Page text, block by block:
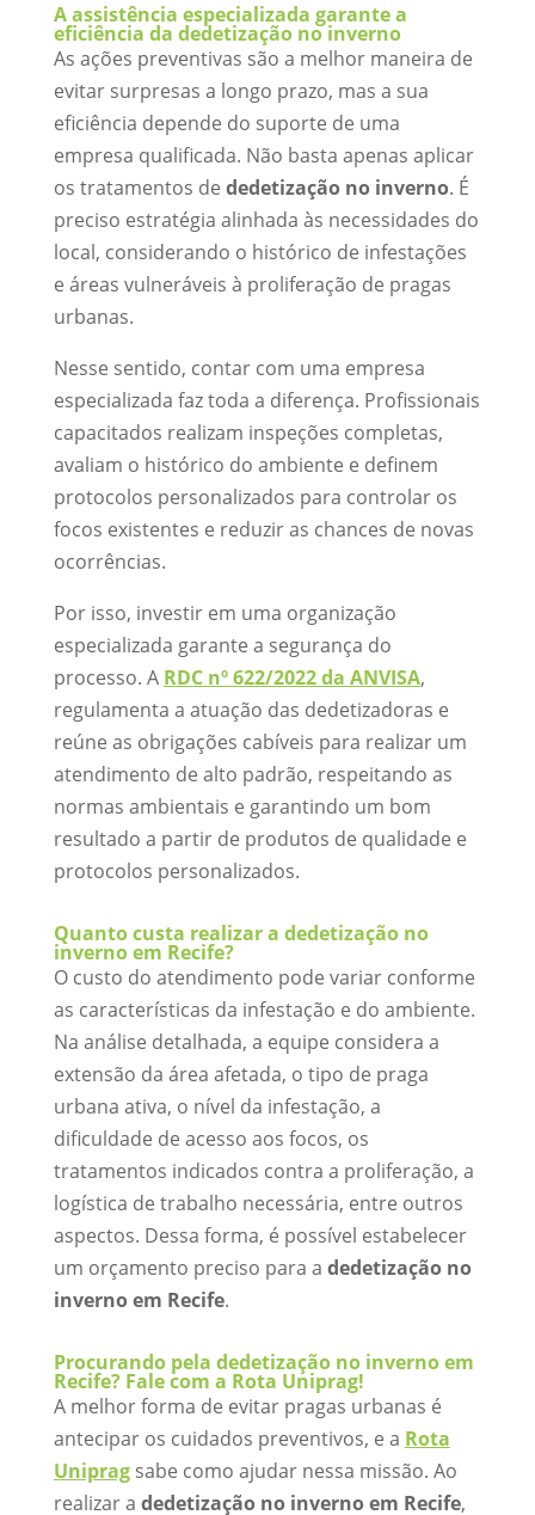
A assistência especializada garante a
eficiência da dedetização no inverno
As ações preventivas são a melhor maneira de
evitar surpresas a longo prazo, mas a sua
eficiência depende do suporte de uma
empresa qualificada. Não basta apenas aplicar
os tratamentos de dedetização no inverno. É
preciso estratégia alinhada às necessidades do
local, considerando o histórico de infestações
e áreas vulneráveis à proliferação de pragas
urbanas.
Nesse sentido, contar com uma empresa
especializada faz toda a diferença. Profissionais
capacitados realizam inspeções completas,
avaliam o histórico do ambiente e definem
protocolos personalizados para controlar os
focos existentes e reduzir as chances de novas
ocorrências.
Por isso, investir em uma organização
especializada garante a segurança do
processo. A RDC nº 622/2022 da ANVISA,
regulamenta a atuação das dedetizadoras e
reúne as obrigações cabíveis para realizar um
atendimento de alto padrão, respeitando as
normas ambientais e garantindo um bom
resultado a partir de produtos de qualidade e
protocolos personalizados.
Quanto custa realizar a dedetização no
inverno em Recife?
O custo do atendimento pode variar conforme
as características da infestação e do ambiente.
Na análise detalhada, a equipe considera a
extensão da área afetada, o tipo de praga
urbana ativa, o nível da infestação, a
dificuldade de acesso aos focos, os
tratamentos indicados contra a proliferação, a
logística de trabalho necessária, entre outros
aspectos. Dessa forma, é possível estabelecer
um orçamento preciso para a dedetização no
inverno em Recife.
Procurando pela dedetização no inverno em
Recife? Fale com a Rota Uniprag!
A melhor forma de evitar pragas urbanas é
antecipar os cuidados preventivos, e a Rota
Unipragsabe como ajudar nessa missão. Ao
realizar a dedetização no inverno em Recife,